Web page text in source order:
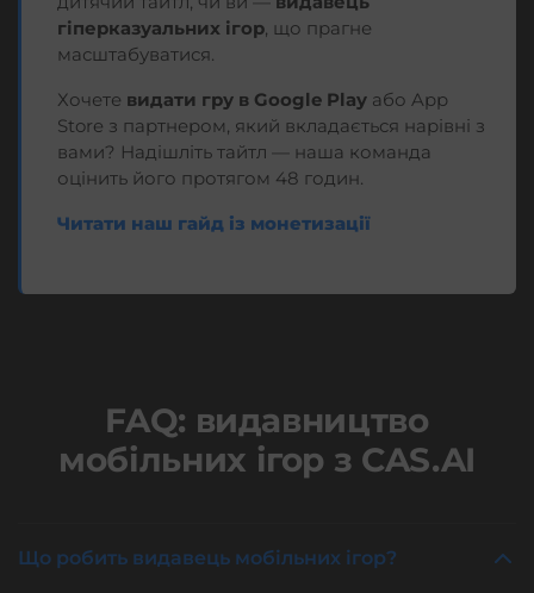
гіперказуальних ігор, що прагне
масштабуватися.
Хочете видати гру в Google Play або App
Store з партнером, який вкладається нарівні з
вами? Надішліть тайтл — наша команда
оцінить його протягом 48 годин.
Читати наш гайд із монетизації
FAQ: видавництво
мобільних ігор з CAS.AI
Що робить видавець мобільних ігор?